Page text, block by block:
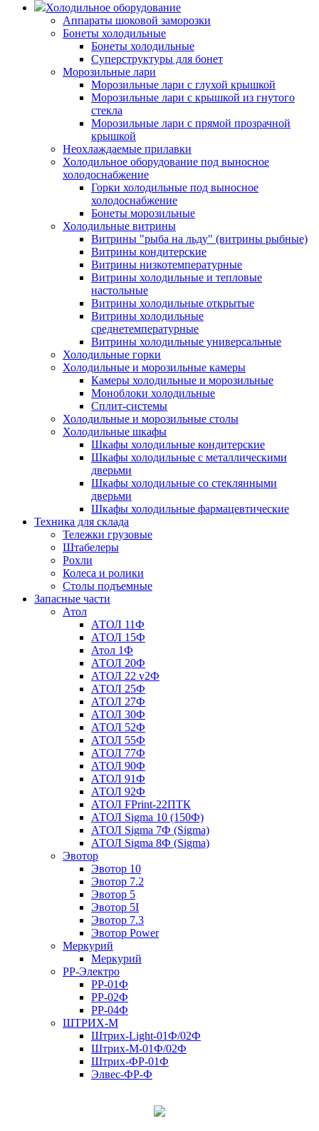
Холодильное оборудование
Аппараты шоковой заморозки
Бонеты холодильные
Бонеты холодильные
Суперструктуры для бонет
Морозильные лари
Морозильные лари с глухой крышкой
Морозильные лари с крышкой из гнутого
стекла
Морозильные лари с прямой прозрачной
крышкой
Неохлаждаемые прилавки
Холодильное оборудование под выносное
холодоснабжение
Горки холодильные под выносное
холодоснабжение
Бонеты морозильные
Холодильные витрины
Витрины "рыба на льду" (витрины рыбные)
Витрины кондитерские
Витрины низкотемпературные
Витрины холодильные и тепловые
настольные
Витрины холодильные открытые
Витрины холодильные
среднетемпературные
Витрины холодильные универсальные
Холодильные горки
Холодильные и морозильные камеры
Камеры холодильные и морозильные
Моноблоки холодильные
Сплит-системы
Холодильные и морозильные столы
Холодильные шкафы
Шкафы холодильные кондитерские
Шкафы холодильные с металлическими
дверьми
Шкафы холодильные со стеклянными
дверьми
Шкафы холодильные фармацевтические
Техника для склада
Тележки грузовые
Штабелеры
Рохли
Колеса и ролики
Столы подъемные
Запасные части
Атол
АТОЛ 11Ф
АТОЛ 15Ф
Атол 1Ф
АТОЛ 20Ф
АТОЛ 22 v2Ф
АТОЛ 25Ф
АТОЛ 27Ф
АТОЛ 30Ф
АТОЛ 52Ф
АТОЛ 55Ф
АТОЛ 77Ф
АТОЛ 90Ф
АТОЛ 91Ф
АТОЛ 92Ф
АТОЛ FPrint-22ПТК
АТОЛ Sigma 10 (150Ф)
АТОЛ Sigma 7Ф (Sigma)
АТОЛ Sigma 8Ф (Sigma)
Эвотор
Эвотор 10
Эвотор 7.2
Эвотор 5
Эвотор 5I
Эвотор 7.3
Эвотор Power
Меркурий
Меркурий
РР-Электро
РР-01Ф
РР-02Ф
РР-04Ф
ШТРИХ-М
Штрих-Light-01Ф/02Ф
Штрих-М-01Ф/02Ф
Штрих-ФР-01Ф
Элвес-ФР-Ф